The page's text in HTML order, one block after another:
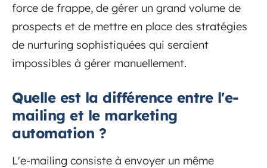
force de frappe, de gérer un grand volume de
prospects et de mettre en place des stratégies
de nurturing sophistiquées qui seraient
impossibles à gérer manuellement.
Quelle est la différence entre l'e-
mailing et le marketing
automation ?
L'e-mailing consiste à envoyer un même